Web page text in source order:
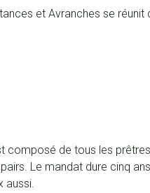
et Avranches se réunit
composé de tous les
Le mandat dure cinq
aussi.